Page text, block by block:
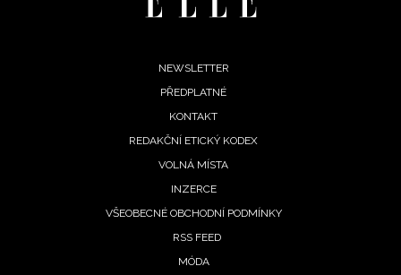
NEWSLETTER
PŘEDPLATNÉ
KONTAKT
REDAKČNÍ ETICKÝ KODEX
VOLNÁ MÍSTA
INZERCE
VŠEOBECNÉ OBCHODNÍ PODMÍNKY
RSS FEED
MÓDA